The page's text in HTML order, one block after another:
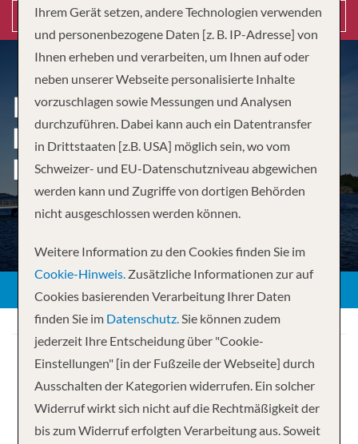
Suchen
ISLANDS NATURWUNDER:
FEUER, EIS & ENDLOSE
HORIZONTE
Ihre Kreuzfahrt
Ihrem Gerät setzen, andere Technologien verwenden
und personenbezogene Daten [z. B. IP-Adresse] von
Ihnen erheben und verarbeiten, um Ihnen auf oder
neben unserer Webseite personalisierte Inhalte
vorzuschlagen sowie Messungen und Analysen
durchzuführen. Dabei kann auch ein Datentransfer
in Drittstaaten [z.B. USA] möglich sein, wo vom
Schweizer- und EU-Datenschutzniveau abgewichen
werden kann und Zugriffe von dortigen Behörden
nicht ausgeschlossen werden können.
Weitere Information zu den Cookies finden Sie im
Cookie-Hinweis. Zusätzliche Informationen zur auf
Cookies basierenden Verarbeitung Ihrer Daten
finden Sie im Datenschutz.Sie können zudem
jederzeit Ihre Entscheidung über "Cookie-
Einstellungen" [in der Fußzeile der Webseite] durch
Ausschalten der Kategorien widerrufen. Ein solcher
Widerruf wirkt sich nicht auf die Rechtmäßigkeit der
bis zum Widerruf erfolgten Verarbeitung aus. Soweit